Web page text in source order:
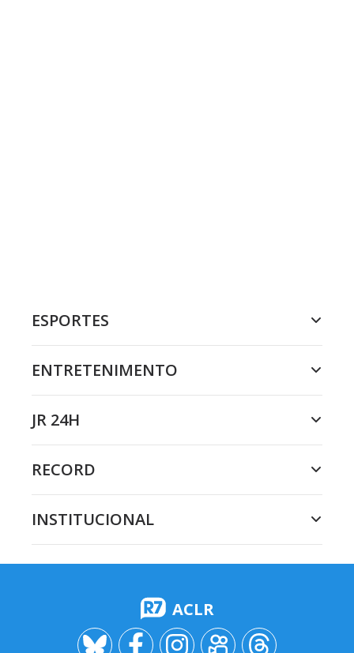
ESPORTES
ENTRETENIMENTO
JR 24H
RECORD
INSTITUCIONAL
ACLR